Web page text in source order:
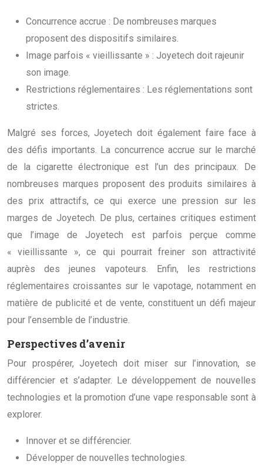
Concurrence accrue : De nombreuses marques
proposent des dispositifs similaires.
Image parfois « vieillissante » : Joyetech doit rajeunir
son image.
Restrictions réglementaires : Les réglementations sont
strictes.
Malgré ses forces, Joyetech doit également faire face à
des défis importants. La concurrence accrue sur le marché
de la cigarette électronique est l’un des principaux. De
nombreuses marques proposent des produits similaires à
des prix attractifs, ce qui exerce une pression sur les
marges de Joyetech. De plus, certaines critiques estiment
que l’image de Joyetech est parfois perçue comme
« vieillissante », ce qui pourrait freiner son attractivité
auprès des jeunes vapoteurs. Enfin, les restrictions
réglementaires croissantes sur le vapotage, notamment en
matière de publicité et de vente, constituent un défi majeur
pour l’ensemble de l’industrie.
Perspectives d’avenir
Pour prospérer, Joyetech doit miser sur l’innovation, se
différencier et s’adapter. Le développement de nouvelles
technologies et la promotion d’une vape responsable sont à
explorer.
Innover et se différencier.
Développer de nouvelles technologies.